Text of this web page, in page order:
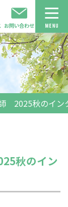
お問い合わせ
2025秋のイン
秋のイン